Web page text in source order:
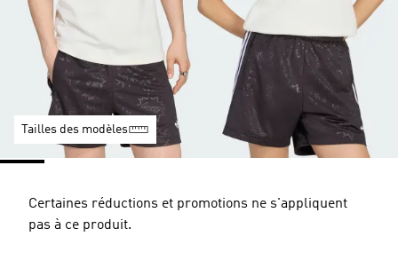
Tailles des modèles
Certaines réductions et promotions ne s'appliquent
pas à ce produit.